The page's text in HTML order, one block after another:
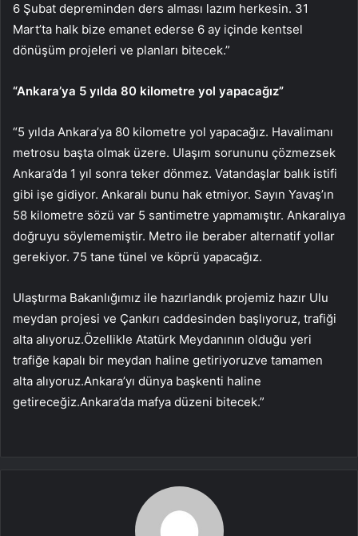
6 Şubat depreminden ders alması lazım herkesin. 31
Mart’ta halk bize emanet ederse 6 ay içinde kentsel
dönüşüm projeleri ve planları bitecek.”
“Ankara’ya 5 yılda 80 kilometre yol yapacağız”
“5 yılda Ankara’ya 80 kilometre yol yapacağız. Havalimanı
metrosu başta olmak üzere. Ulaşım sorununu çözmezsek
Ankara’da 1 yıl sonra teker dönmez. Vatandaşlar balık istifi
gibi işe gidiyor. Ankaralı bunu hak etmiyor. Sayın Yavaş’ın
58 kilometre sözü var 5 santimetre yapmamıştır. Ankaralıya
doğruyu söylememiştir. Metro ile beraber alternatif yollar
gerekiyor. 75 tane tünel ve köprü yapacağız.
Ulaştırma Bakanlığımız ile hazırlandık projemiz hazır Ulu
meydan projesi ve Çankırı caddesinden başlıyoruz, trafiği
alta alıyoruz.Özellikle Atatürk Meydanının olduğu yeri
trafiğe kapalı bir meydan haline getiriyoruzve tamamen
alta alıyoruz.Ankara’yı dünya başkenti haline
getireceğiz.Ankara’da mafya düzeni bitecek.”